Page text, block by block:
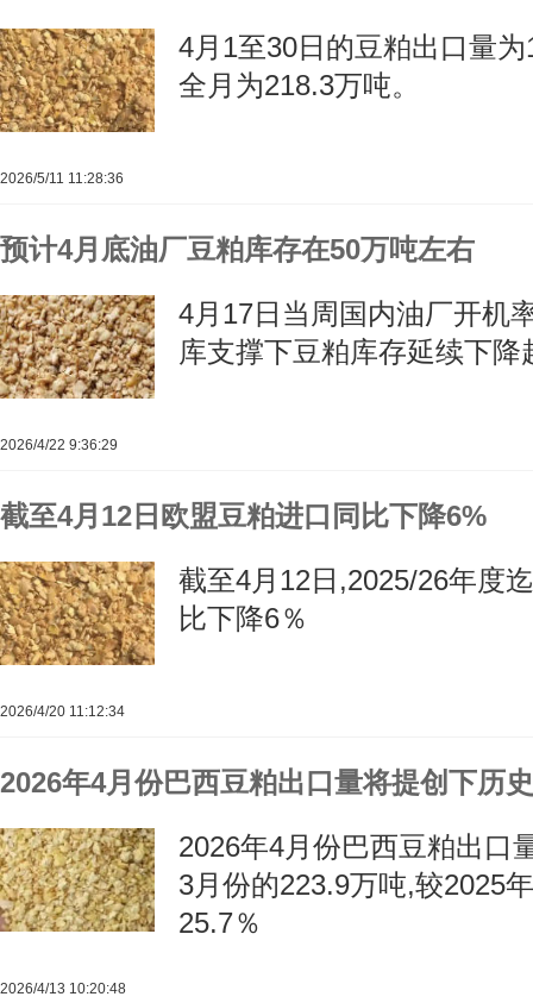
4月1至30日的豆粕出口量
全月为218.3万吨。
2026/5/11 11:28:36
预计4月底油厂豆粕库存在50万吨左右
4月17日当周国内油厂开机
库支撑下豆粕库存延续下降
2026/4/22 9:36:29
截至4月12日欧盟豆粕进口同比下降6%
截至4月12日,2025/26年度
比下降6％
2026/4/20 11:12:34
2026年4月份巴西豆粕出口量将提创下历
2026年4月份巴西豆粕出口
3月份的223.9万吨,较2025
25.7％
2026/4/13 10:20:48